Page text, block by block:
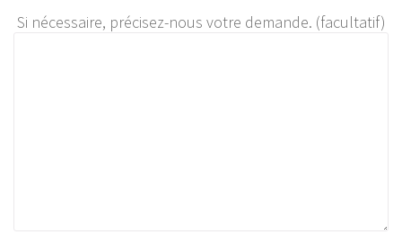
Si nécessaire, précisez-nous votre demande. (facultatif)